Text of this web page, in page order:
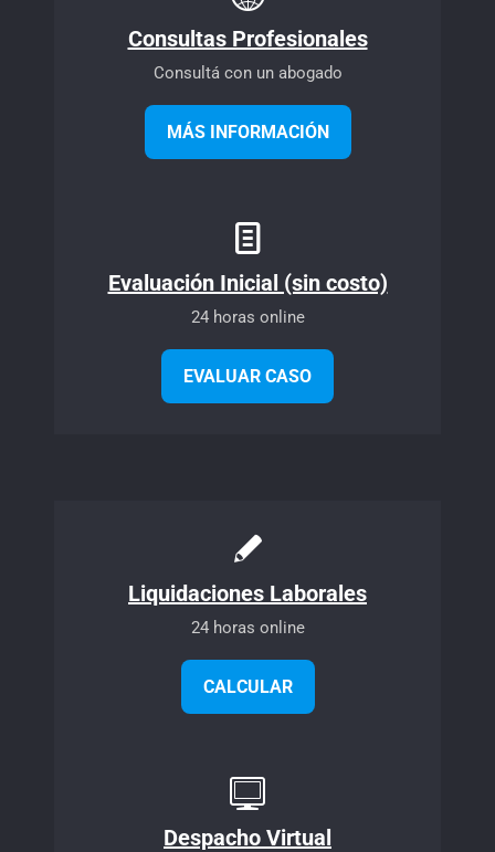
Consultas Profesionales
Consultá con un abogado
MÁS INFORMACIÓN
Evaluación Inicial (sin costo)
24 horas online
EVALUAR CASO
Liquidaciones Laborales
24 horas online
CALCULAR
Despacho Virtual